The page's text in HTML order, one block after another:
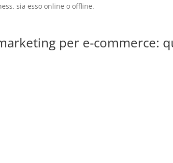
sia esso online o offline.
per e-commerce: